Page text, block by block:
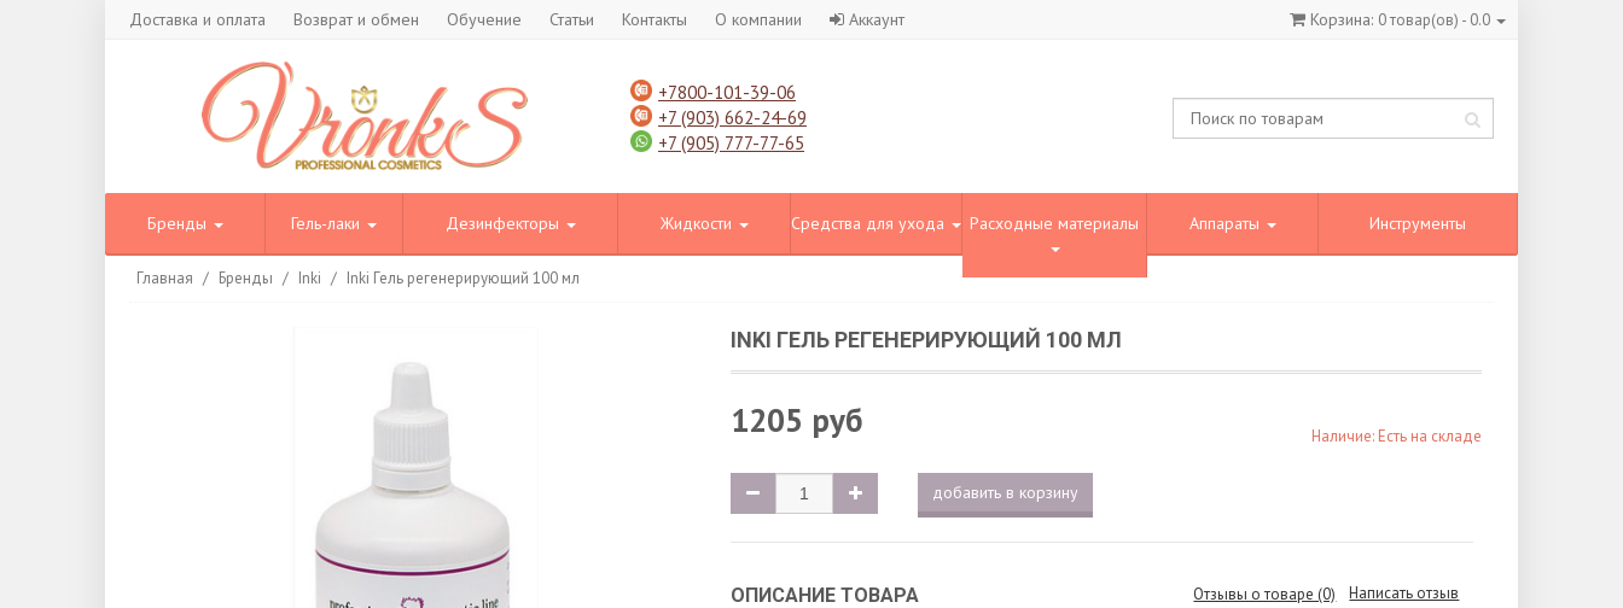
Доставка и оплата Возврат и обмен Обучение Статьи Контакты О компании Корзина: 0товар(ов) - 0.0
Аккаунт
+7800-101-39-06
+7 (903) 662-24-69
+7 (905) 777-77-65
Бренды Гель-лаки Дезинфекторы Жидкости Средства для ухода Расходные материалы Аппараты Инструменты
Главная / Бренды / Inki / Inki Гель регенерирующий 100 мл
INKI ГЕЛЬ РЕГЕНЕРИРУЮЩИЙ 100 МЛ
1205 руб Наличие: Есть на складе
добавить в корзину
ОПИСАНИЕ ТОВАРА Отзывы о товаре (0) Написать отзыв